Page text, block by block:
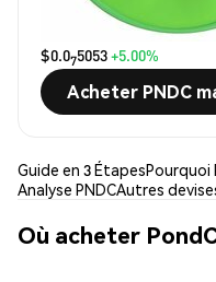
$0.075053+5.00%
Acheter PNDC
Guide en 3 ÉtapesPourquoi
Analyse PNDCAutres
Où acheter